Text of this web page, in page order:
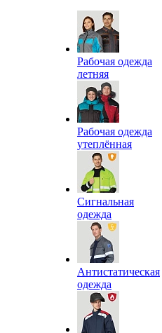
Рабочая одежда
летняя
Рабочая одежда
утеплённая
Сигнальная
одежда
Антистатическая
одежда